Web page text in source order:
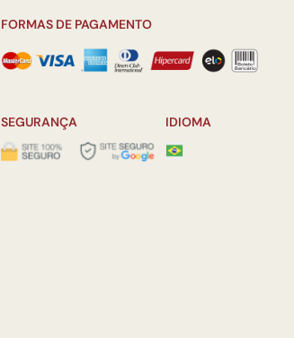
FORMAS DE PAGAMENTO
SEGURANÇA IDIOMA